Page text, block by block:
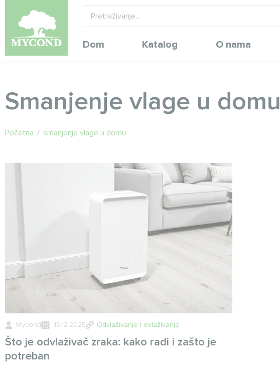
Dom Katalog O nama
Smanjenje vlage u domu
Početna / smanjenje vlage u domu
Mycond 15.12.2025 Odvlaživanje i ovlaživanje
Što je odvlaživač zraka: kako radi i zašto je
potreban